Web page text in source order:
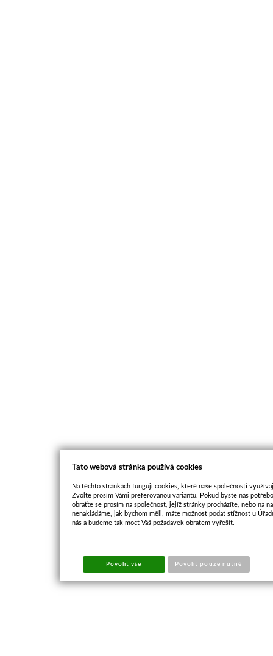
Tato webová stránka používá cookies
Na těchto stránkách fungují cookies, které naše společnosti
Zvolte prosím Vámi preferovanou variantu. Pokud byste nás
obraťte se prosím na společnost, jejíž stránky procházíte, nebo na
nenakládáme, jak bychom měli, máte možnost podat stížnost u
nás a budeme tak moct Váš požadavek obratem vyřešit.
Povolit vše Povolit pouze nutné